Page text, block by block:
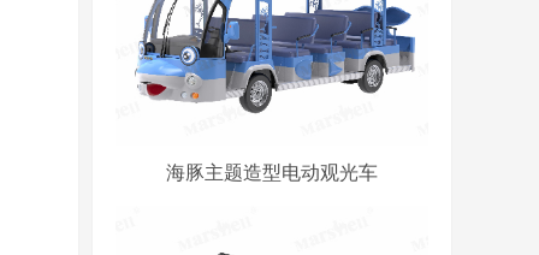
海豚主题造型电动观光车